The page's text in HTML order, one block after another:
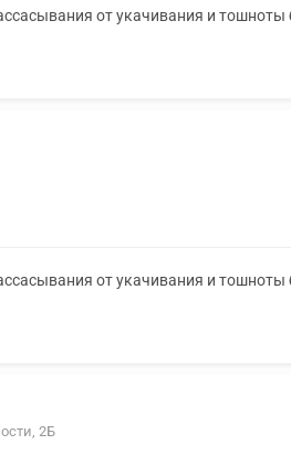
от укачивания и тошноты
от укачивания и тошноты
2Б